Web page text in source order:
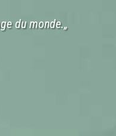
du monde.„